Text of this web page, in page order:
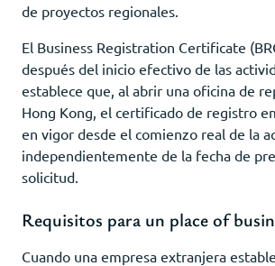
de proyectos regionales.
El Business Registration Certificate
después del inicio efectivo de las
establece que, al abrir una oficina de
Hong Kong, el certificado de registro
en vigor desde el comienzo real de la
independientemente de la fecha de
solicitud.
Requisitos para un place of
Cuando una empresa extranjera